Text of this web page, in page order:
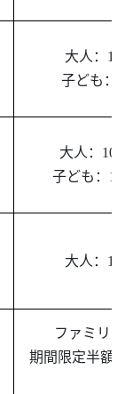
大人：
子ども：
大人：
子ども：
大人：
ファミリ
期間限定半額